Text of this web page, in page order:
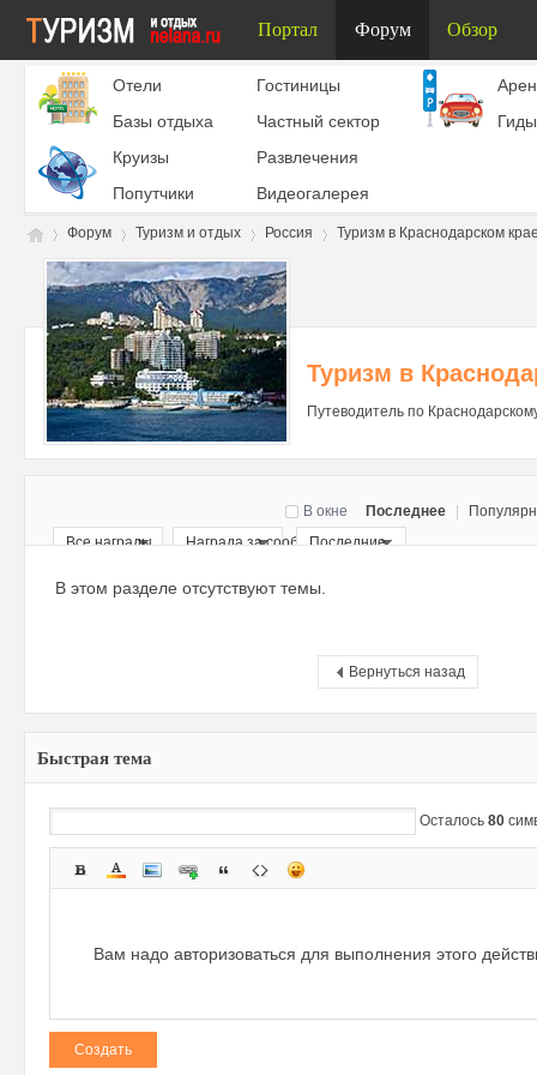
Портал Форум Обзор
Отели
Гостиницы
Базы отдыха
Частный сектор
Гиды
Круизы
Развлечения
Попутчики
Видеогалерея
»
Форум
›
Туризм и отдых
›
Россия Туризм в Краснодарском
Туризм в
Путеводитель по
Последнее
В окне
Все награды
Награда за сообщениеПоследние
В этом разделе отсутствуют темы.
Вернуться назад
Быстрая тема
Осталось 80
Вам надо авторизоваться для выполнения этого
Создать